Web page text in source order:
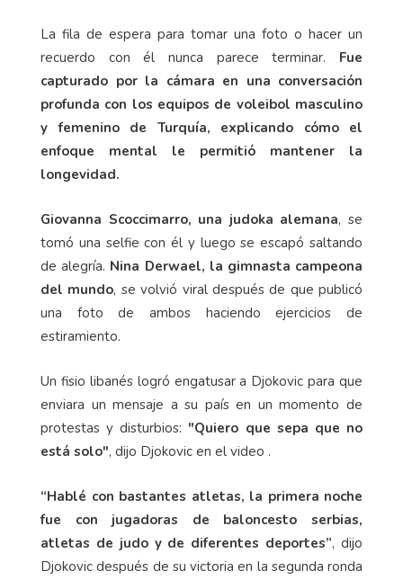
La fila de espera para tomar una foto o hacer un
recuerdo con él nunca parece terminar. Fue
capturado por la cámara en una conversación
profunda con los equipos de voleibol masculino
y femenino de Turquía, explicando cómo el
enfoque mental le permitió mantener la
longevidad.
Giovanna Scoccimarro, una judoka alemana, se
tomó una selfie con él y luego se escapó saltando
de alegría. Nina Derwael, la gimnasta campeona
del mundo, se volvió viral después de que publicó
una foto de ambos haciendo ejercicios de
estiramiento.
Un fisio libanés logró engatusar a Djokovic para que
enviara un mensaje a su país en un momento de
protestas y disturbios:"Quiero que sepa que no
está solo", dijo Djokovic en el video .
“Hablé con bastantes atletas, la primera noche
fue con jugadoras de baloncesto serbias,
atletas de judo y de diferentes deportes”, dijo
Djokovic después de su victoria en la segunda ronda